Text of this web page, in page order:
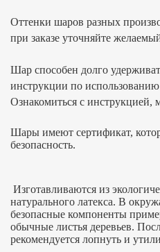
Оттенки шаров разных
при заказе уточняйте
Шар способен долго
инструкции по
Ознакомиться с инструкцией,
Шары имеют сертификат,
безопасность.
Изготавливаются из
натурального латекса. В
безопасные компоненты
обычные листья деревьев.
рекомендуется лопнуть и